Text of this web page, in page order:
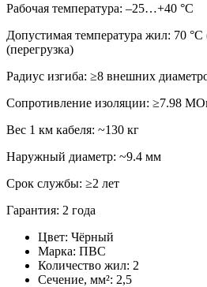
Рабочая температура: –25…+40 °C
Допустимая температура жил: 70 °C
(перегрузка)
Радиус изгиба: ≥8 внешних
Сопротивление изоляции: ≥7.98
Вес 1 км кабеля: ~130 кг
Наружный диаметр: ~9.4 мм
Срок службы: ≥2 лет
Гарантия: 2 года
Цвет: Чёрный
Марка: ПВС
Количество жил: 2
Сечение, мм²: 2,5